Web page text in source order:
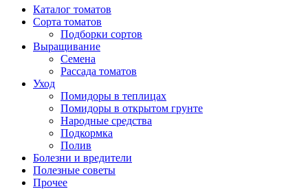
Каталог томатов
Сорта томатов
Подборки сортов
Выращивание
Семена
Рассада томатов
Уход
Помидоры в теплицах
Помидоры в открытом грунте
Народные средства
Подкормка
Полив
Болезни и вредители
Полезные советы
Прочее